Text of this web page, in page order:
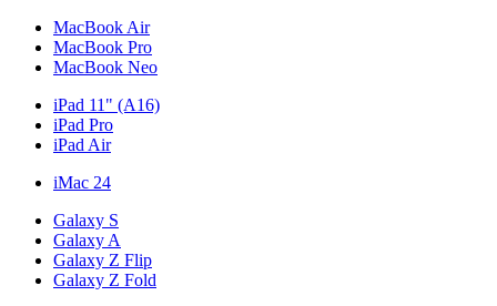
MacBook Air
MacBook Pro
MacBook Neo
iPad 11" (A16)
iPad Pro
iPad Air
iMac 24
Galaxy S
Galaxy A
Galaxy Z Flip
Galaxy Z Fold